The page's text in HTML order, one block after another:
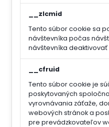
__zlcmid
Tento súbor cookie sa
návštevníka počas
návštevníka deaktivovať
__cfruid
Tento súbor cookie je
poskytovaných
vyrovnávania záťaže,
webových stránok a
pre prevádzkovateľov